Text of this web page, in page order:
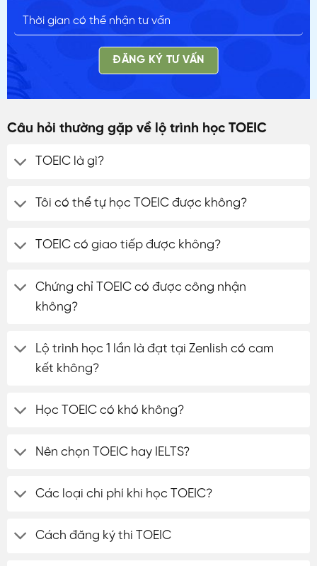
ĐĂNG KÝ TƯ VẤN
Câu hỏi thường gặp về lộ trình học TOEIC
TOEIC là gì?
Tôi có thể tự học TOEIC được không?
TOEIC có giao tiếp được không?
Chứng chỉ TOEIC có được công nhận
không?
Lộ trình học 1 lần là đạt tại Zenlish có cam
kết không?
Học TOEIC có khó không?
Nên chọn TOEIC hay IELTS?
Các loại chi phí khi học TOEIC?
Cách đăng ký thi TOEIC